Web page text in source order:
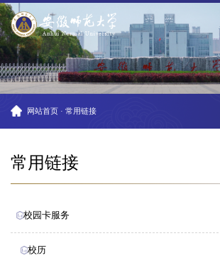
网站首页 · 常用链接
常用链接
校园卡服务
校历